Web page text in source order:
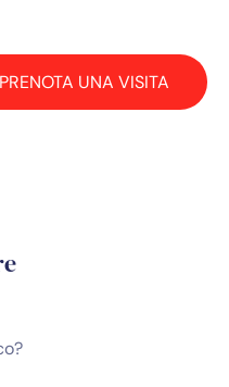
PRENOTA UNA VISITA